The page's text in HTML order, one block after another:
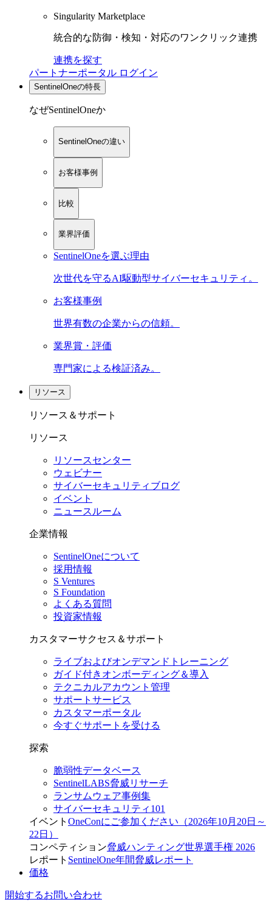
Singularity Marketplace
統合的な防御・検知・対応のワンクリック連携
連携を探す
パートナーポータル ログイン
SentinelOneの特長
なぜSentinelOneか
SentinelOneの違い
お客様事例
比較
業界評価
SentinelOneを選ぶ理由
次世代を守るAI駆動型サイバーセキュリティ。
お客様事例
世界有数の企業からの信頼。
業界賞・評価
専門家による検証済み。
リソース
リソース＆サポート
リソース
リソースセンター
ウェビナー
サイバーセキュリティブログ
イベント
ニュースルーム
企業情報
SentinelOneについて
採用情報
S Ventures
S Foundation
よくある質問
投資家情報
カスタマーサクセス＆サポート
ライブおよびオンデマンドトレーニング
ガイド付きオンボーディング＆導入
テクニカルアカウント管理
サポートサービス
カスタマーポータル
今すぐサポートを受ける
探索
脆弱性データベース
SentinelLABS脅威リサーチ
ランサムウェア事例集
サイバーセキュリティ101
イベント OneConにご参加ください（2026年10月20日～
22日）
コンペティション脅威ハンティング世界選手権 2026
レポート SentinelOne年間脅威レポート
価格
開始するお問い合わせ